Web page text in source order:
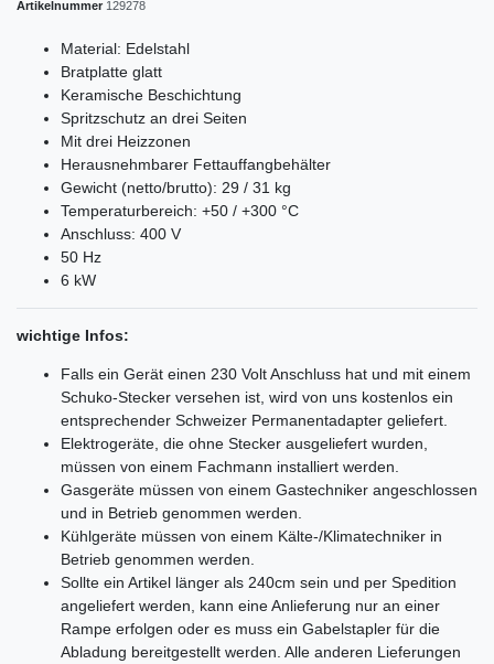
Artikelnummer 129278
Material: Edelstahl
Bratplatte glatt
Keramische Beschichtung
Spritzschutz an drei Seiten
Mit drei Heizzonen
Herausnehmbarer Fettauffangbehälter
Gewicht (netto/brutto): 29 / 31 kg
Temperaturbereich: +50 / +300 °C
Anschluss: 400 V
50 Hz
6 kW
wichtige Infos:
Falls ein Gerät einen 230 Volt Anschluss hat und mit einem
Schuko-Stecker versehen ist, wird von uns kostenlos ein
entsprechender Schweizer Permanentadapter geliefert.
Elektrogeräte, die ohne Stecker ausgeliefert wurden,
müssen von einem Fachmann installiert werden.
Gasgeräte müssen von einem Gastechniker angeschlossen
und in Betrieb genommen werden.
Kühlgeräte müssen von einem Kälte-/Klimatechniker in
Betrieb genommen werden.
Sollte ein Artikel länger als 240cm sein und per Spedition
angeliefert werden, kann eine Anlieferung nur an einer
Rampe erfolgen oder es muss ein Gabelstapler für die
Abladung bereitgestellt werden. Alle anderen Lieferungen